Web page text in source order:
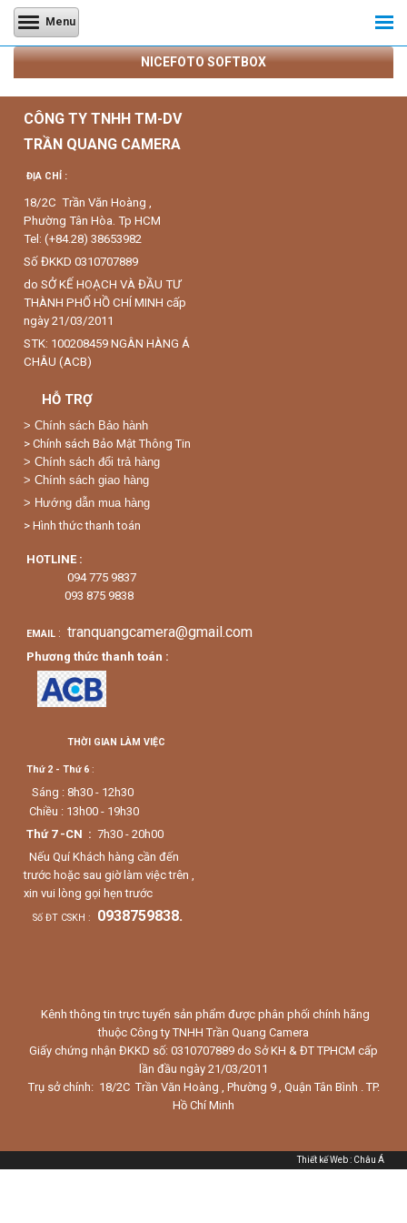
Menu
NICEFOTO SOFTBOX
CÔNG TY TNHH TM-DV
TRẦN QUANG CAMERA
ĐỊA CHỈ :
18/2C Trần Văn Hoàng ,
Phường Tân Hòa. Tp HCM
Tel: (+84.28) 38653982
Số ĐKKD 0310707889
do SỞ KẾ HOẠCH VÀ ĐẦU TƯ
THÀNH PHỐ HỒ CHÍ MINH cấp
ngày 21/03/2011
STK: 100208459 NGÂN HÀNG Á
CHÂU (ACB)
HỖ TRỢ
> Chính sách Bảo hành
> Chính sách Bảo Mật Thông Tin
> Chính sách đổi trả hàng
> Chính sách giao hàng
> Hướng dẫn mua hàng
> Hình thức thanh toán
HOTLINE :
094 775 9837
093 875 9838
EMAIL : tranquangcamera@gmail.com
Phương thức thanh toán :
THỜI GIAN LÀM VIỆC
Thứ 2 - Thứ 6 :
Sáng : 8h30 - 12h30
Chiều : 13h00 - 19h30
Thứ 7 -CN : 7h30 - 20h00
Nếu Quí Khách hàng cần đến
trước hoặc sau giờ làm việc trên ,
xin vui lòng gọi hẹn trước
Số ĐT CSKH : 0938759838.
Kênh thông tin trực tuyến sản phẩm được phân phối chính hãng
thuộc Công ty TNHH Trần Quang Camera
Giấy chứng nhận ĐKKD số: 0310707889 do Sở KH & ĐT TPHCM cấp
lần đầu ngày 21/03/2011
Trụ sở chính: 18/2C Trần Văn Hoàng , Phường 9 , Quận Tân Bình . TP.
Hồ Chí Minh
Thiết kế Web: Châu Á